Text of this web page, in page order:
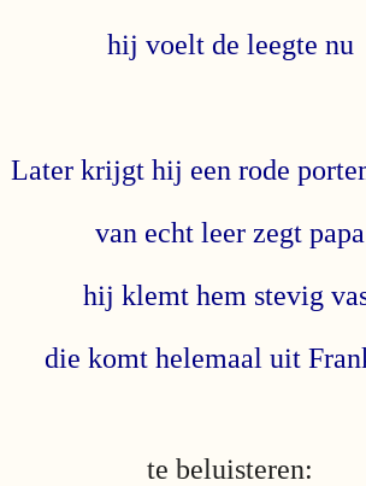
hij voelt de leegte nu
Later krijgt hij een rode
van echt leer zegt papa
hij klemt hem stevig
die komt helemaal uit
te beluisteren: